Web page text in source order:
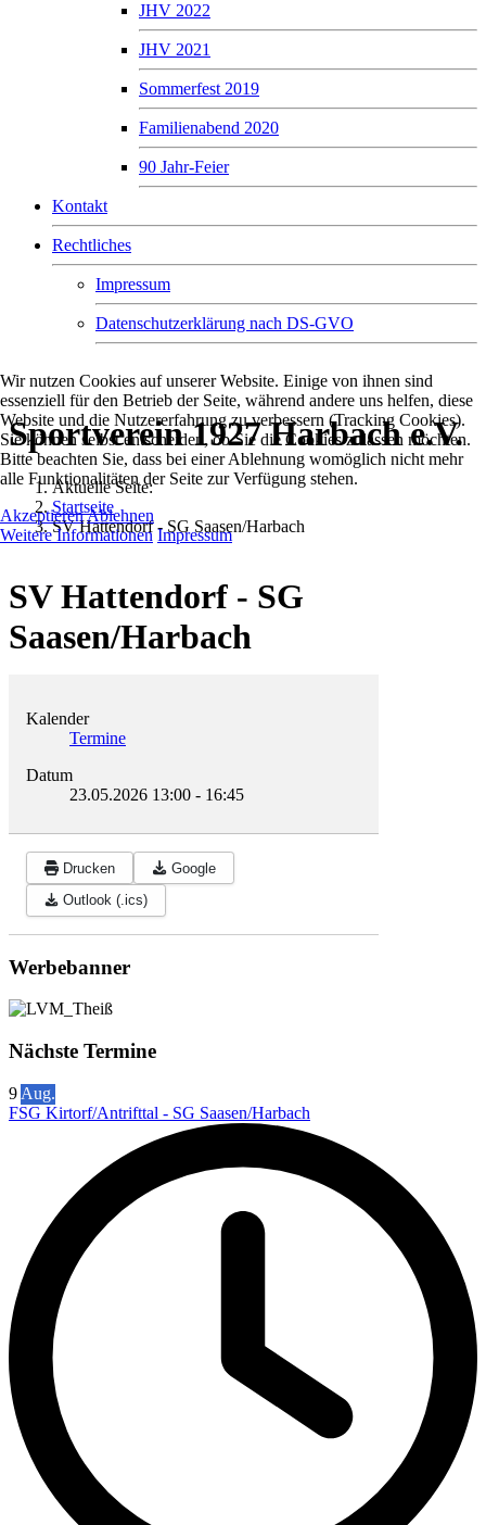
JHV 2022
JHV 2021
Sommerfest 2019
Familienabend 2020
90 Jahr-Feier
Kontakt
Rechtliches
Impressum
Datenschutzerklärung nach DS-GVO
Sportverein 1927 Harbach e.V.
Sportverein 1927 Harbach e.V.
Aktuelle Seite:
Startseite
SV Hattendorf - SG Saasen/Harbach
SV Hattendorf - SG
Saasen/Harbach
Kalender
Termine
Datum
23.05.2026 13:00 - 16:45
Drucken
Google
Outlook (.ics)
Werbebanner
Nächste Termine
9 Aug.
FSG Kirtorf/Antrifttal - SG Saasen/Harbach
Wir nutzen Cookies auf unserer Website. Einige von ihnen sind
essenziell für den Betrieb der Seite, während andere uns helfen, diese
Website und die Nutzererfahrung zu verbessern (Tracking Cookies).
Sie können selbst entscheiden, ob Sie die Cookies zulassen möchten.
Bitte beachten Sie, dass bei einer Ablehnung womöglich nicht mehr
alle Funktionalitäten der Seite zur Verfügung stehen.
AkzeptierenAblehnen
Weitere Informationen Impressum